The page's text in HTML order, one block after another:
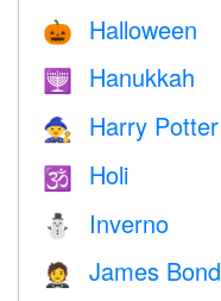
🎃 Halloween
🕎 Hanukkah
🧙 Harry Potter
🕉 Holi
⛄ Inverno
🤵 James Bond